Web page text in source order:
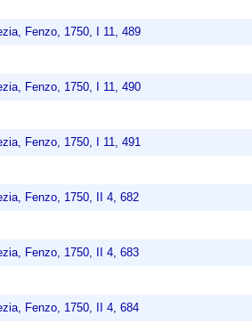
Fenzo, 1750, I 11, 489
Fenzo, 1750, I 11, 490
Fenzo, 1750, I 11, 491
Fenzo, 1750, II 4, 682
Fenzo, 1750, II 4, 683
Fenzo, 1750, II 4, 684